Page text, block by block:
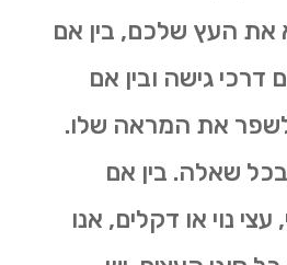
את העץ שלכם, בין אם
גישה ובין אם
לשפר את המראה שלו.
שאלה. בין אם
נוי או דקלים, אנו